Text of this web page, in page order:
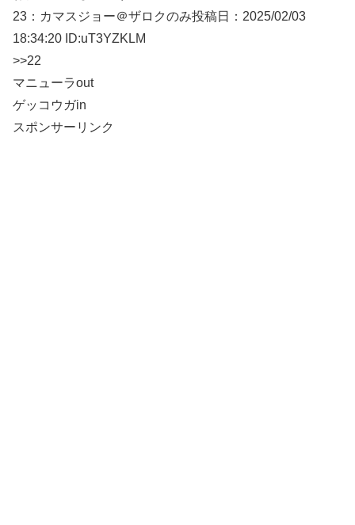
23： カマスジョー＠ザロクのみ投稿日：2025/02/03
18:34:20 ID:uT3YZKLM
>>22
マニューラout
ゲッコウガin
スポンサーリンク